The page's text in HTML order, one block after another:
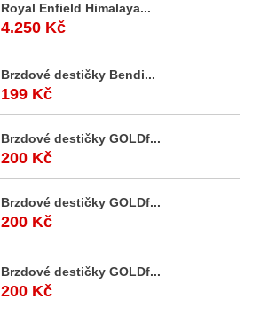
Royal Enfield Himalaya...
4.250 Kč
Brzdové destičky Bendi...
199 Kč
Brzdové destičky GOLDf...
200 Kč
Brzdové destičky GOLDf...
200 Kč
Brzdové destičky GOLDf...
200 Kč